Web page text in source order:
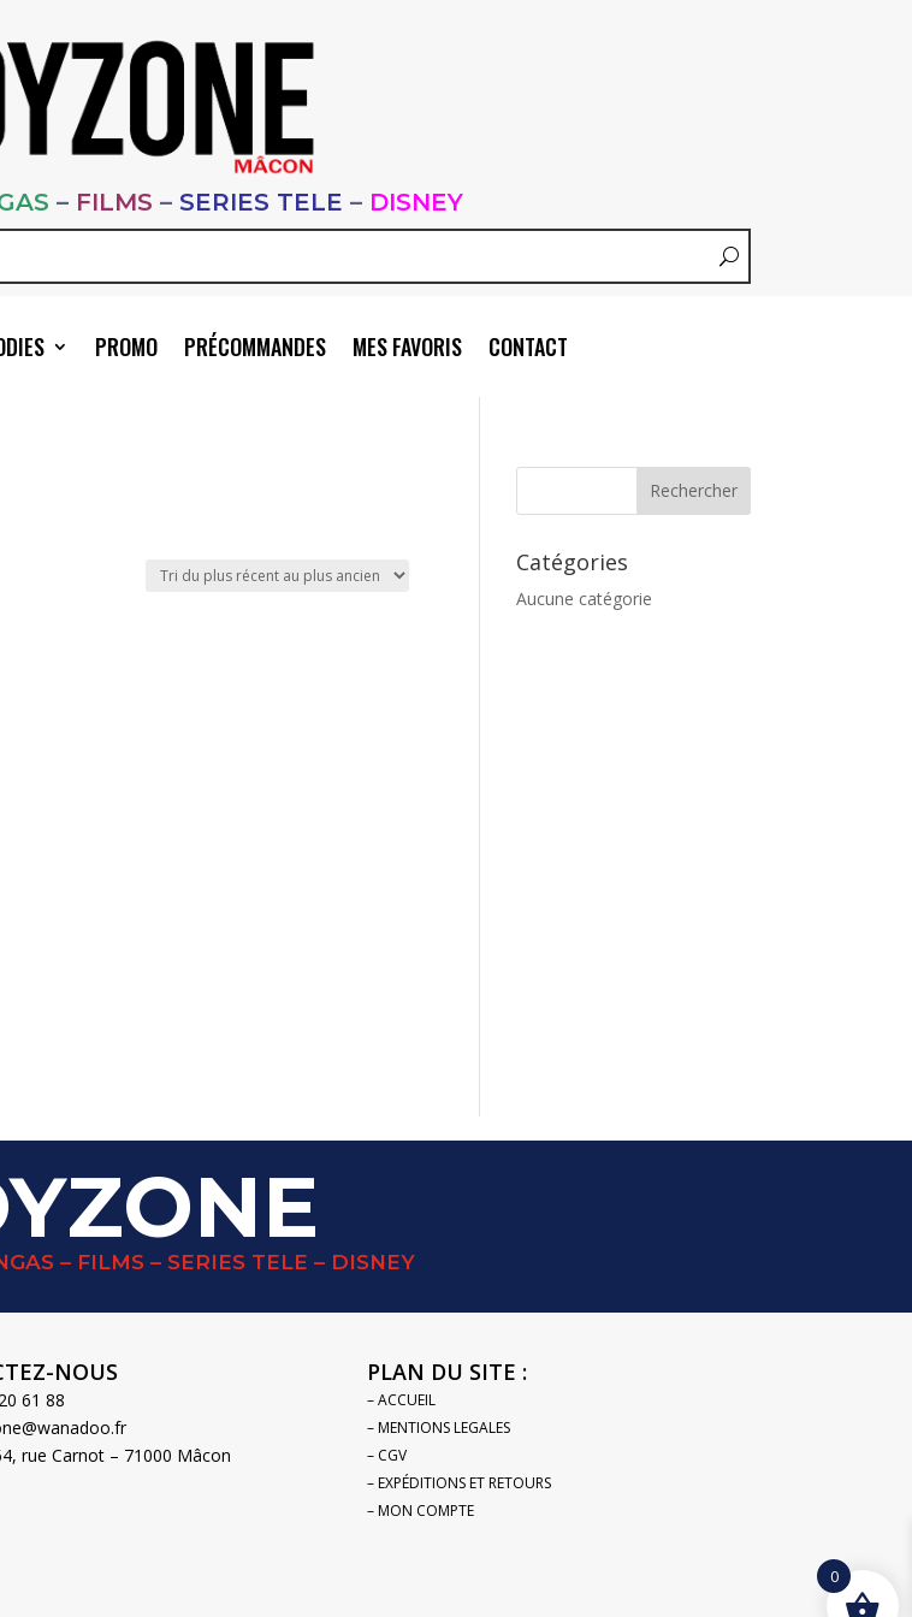
– FILMS – SERIES TELE – DISNEY
PROMO PRÉCOMMANDES MES FAVORIS CONTACT
Catégories
Aucune catégorie
– FILMS – SERIES TELE – DISNEY
NOUS
61 88
rue Carnot – 71000 Mâcon
PLAN DU SITE :
– ACCUEIL
– MENTIONS LEGALES
– CGV
– EXPÉDITIONS ET RETOURS
– MON COMPTE
0